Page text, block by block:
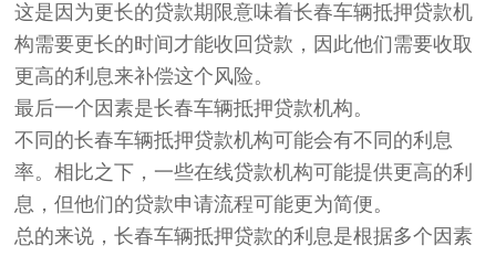
这是因为更长的贷款期限意味着长春车辆抵押贷款机
构需要更长的时间才能收回贷款，因此他们需要收取
更高的利息来补偿这个风险。
最后一个因素是长春车辆抵押贷款机构。
不同的长春车辆抵押贷款机构可能会有不同的利息
率。相比之下，一些在线贷款机构可能提供更高的利
息，但他们的贷款申请流程可能更为简便。
总的来说，长春车辆抵押贷款的利息是根据多个因素